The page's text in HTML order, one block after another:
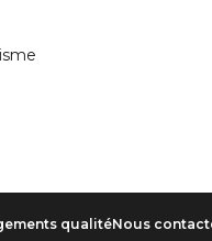
qualitéNous